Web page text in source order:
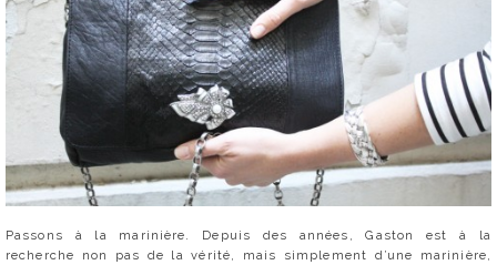
Passons à la marinière. Depuis des années, Gaston est à la
recherche non pas de la vérité, mais simplement d’une marinière,